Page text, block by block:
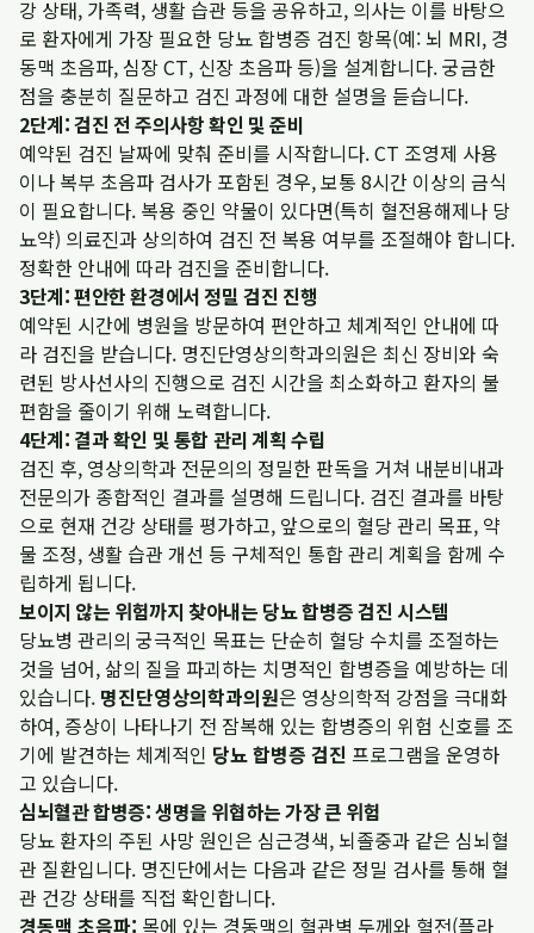
강 상태, 가족력, 생활 습관 등을 공유하고, 의사는 이를 바탕으
로 환자에게 가장 필요한 당뇨 합병증 검진 항목(예: 뇌 MRI, 경
동맥 초음파, 심장 CT, 신장 초음파 등)을 설계합니다. 궁금한
점을 충분히 질문하고 검진 과정에 대한 설명을 듣습니다.
2단계: 검진 전 주의사항 확인 및 준비
예약된 검진 날짜에 맞춰 준비를 시작합니다. CT 조영제 사용
이나 복부 초음파 검사가 포함된 경우, 보통 8시간 이상의 금식
이 필요합니다. 복용 중인 약물이 있다면(특히 혈전용해제나 당
뇨약) 의료진과 상의하여 검진 전 복용 여부를 조절해야 합니다.
정확한 안내에 따라 검진을 준비합니다.
3단계: 편안한 환경에서 정밀 검진 진행
예약된 시간에 병원을 방문하여 편안하고 체계적인 안내에 따
라 검진을 받습니다. 명진단영상의학과의원은 최신 장비와 숙
련된 방사선사의 진행으로 검진 시간을 최소화하고 환자의 불
편함을 줄이기 위해 노력합니다.
4단계: 결과 확인 및 통합 관리 계획 수립
검진 후, 영상의학과 전문의의 정밀한 판독을 거쳐 내분비내과
전문의가 종합적인 결과를 설명해 드립니다. 검진 결과를 바탕
으로 현재 건강 상태를 평가하고, 앞으로의 혈당 관리 목표, 약
물 조정, 생활 습관 개선 등 구체적인 통합 관리 계획을 함께 수
립하게 됩니다.
보이지 않는 위험까지 찾아내는 당뇨 합병증 검진 시스템
당뇨병 관리의 궁극적인 목표는 단순히 혈당 수치를 조절하는
것을 넘어, 삶의 질을 파괴하는 치명적인 합병증을 예방하는 데
있습니다. 명진단영상의학과의원은 영상의학적 강점을 극대화
하여, 증상이 나타나기 전 잠복해 있는 합병증의 위험 신호를 조
기에 발견하는 체계적인 당뇨 합병증 검진 프로그램을 운영하
고 있습니다.
심뇌혈관 합병증: 생명을 위협하는 가장 큰 위험
당뇨 환자의 주된 사망 원인은 심근경색, 뇌졸중과 같은 심뇌혈
관 질환입니다. 명진단에서는 다음과 같은 정밀 검사를 통해 혈
관 건강 상태를 직접 확인합니다.
경동맥 초음파: 목에 있는 경동맥의 혈관벽 두께와 혈전(플라